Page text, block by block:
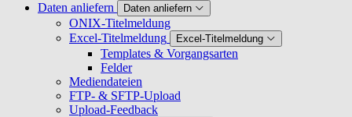
Daten anliefern
Daten anliefern
ONIX-Titelmeldung
Excel-Titelmeldung
Excel-Titelmeldung
Templates & Vorgangsarten
Felder
Mediendateien
FTP- & SFTP-Upload
Upload-Feedback